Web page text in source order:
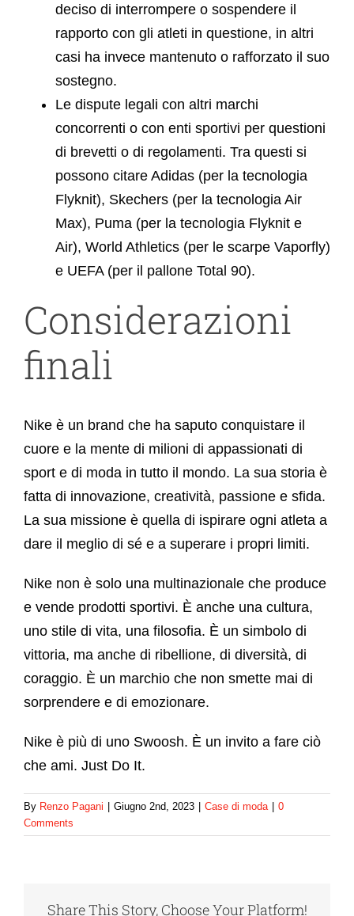
deciso di interrompere o sospendere il
rapporto con gli atleti in questione, in altri
casi ha invece mantenuto o rafforzato il suo
sostegno.
Le dispute legali con altri marchi
concorrenti o con enti sportivi per questioni
di brevetti o di regolamenti. Tra questi si
possono citare Adidas (per la tecnologia
Flyknit), Skechers (per la tecnologia Air
Max), Puma (per la tecnologia Flyknit e
Air), World Athletics (per le scarpe Vaporfly)
e UEFA (per il pallone Total 90).
Considerazioni
finali
Nike è un brand che ha saputo conquistare il
cuore e la mente di milioni di appassionati di
sport e di moda in tutto il mondo. La sua storia è
fatta di innovazione, creatività, passione e sfida.
La sua missione è quella di ispirare ogni atleta a
dare il meglio di sé e a superare i propri limiti.
Nike non è solo una multinazionale che produce
e vende prodotti sportivi. È anche una cultura,
uno stile di vita, una filosofia. È un simbolo di
vittoria, ma anche di ribellione, di diversità, di
coraggio. È un marchio che non smette mai di
sorprendere e di emozionare.
Nike è più di uno Swoosh. È un invito a fare ciò
che ami. Just Do It.
By Renzo Pagani Giugno 2nd, 2023 Case di moda
0
Comments
Share This Story, Choose Your Platform!